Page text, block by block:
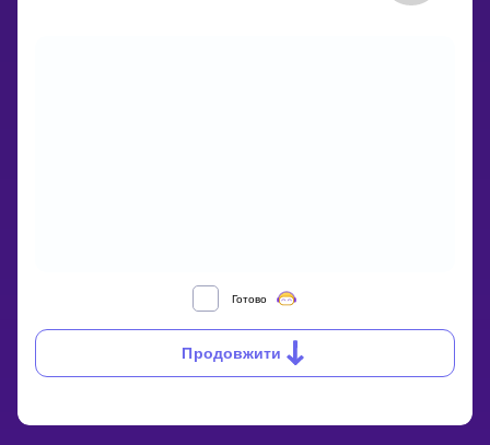
THE
FORMULA
Готово
Продовжити